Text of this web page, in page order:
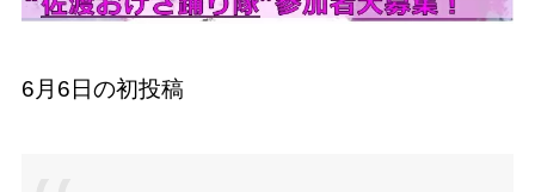
6月6日の初投稿